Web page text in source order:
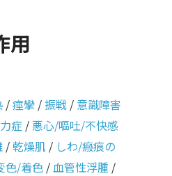
用
/痙攣 /振戦 / 意識障害
症 /悪心/嘔吐/不快感
/乾燥肌 / しわ/瘢痕の
色/着色 /血管性浮腫 /